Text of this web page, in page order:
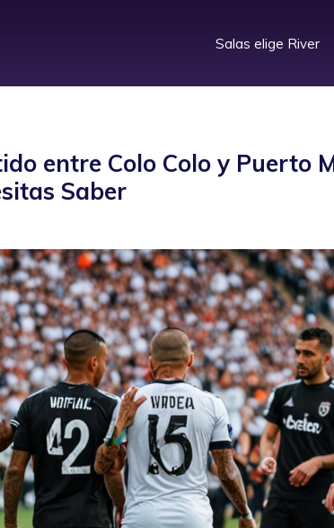
Salas elige River
entre Colo Colo y Puerto
Saber